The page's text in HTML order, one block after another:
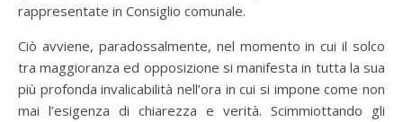
rappresentate in Consiglio comunale.
Ciò avviene, paradossalmente, nel momento in cui il solco
tra maggioranza ed opposizione si manifesta in tutta la sua
più profonda invalicabilità nell’ora in cui si impone come non
mai l’esigenza di chiarezza e verità. Scimmiottando gli